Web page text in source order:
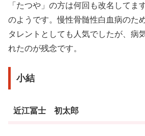
「たつや」の方は何回も改名してま
のようです。慢性骨髄性白血病のた
タレントとしても人気でしたが、病
れたのが残念です。
小結
近江冨士 初太郎